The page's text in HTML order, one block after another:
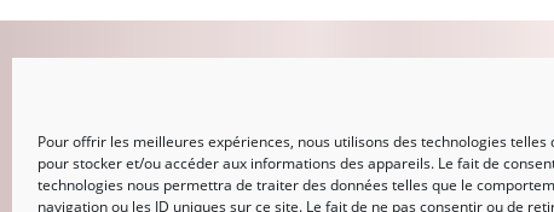
Pour offrir les meilleures expériences, nous utilisons des technologies telles
pour stocker et/ou accéder aux informations des appareils. Le fait de
technologies nous permettra de traiter des données telles que le
navigation ou les ID uniques sur ce site. Le fait de ne pas consentir ou de
CONNEXION
Mot de passe perdu